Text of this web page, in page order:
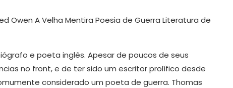
e poeta inglês. Apesar de poucos de seus
no front, e de ter sido um escritor prolífico desde
considerado um poeta de guerra. Thomas